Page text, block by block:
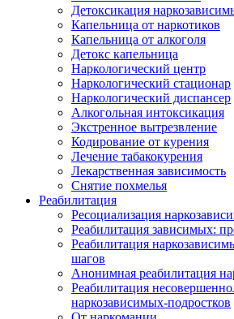
Детоксикация
Капельница от наркотиков
Капельница от алкоголя
Детокс капельница
Наркологический центр
Наркологический стационар
Наркологический диспансер
Алкогольная интоксикация
Экстренное вытрезвление
Кодирование от курения
Лечение табакокурения
Лекарственная зависимость
Снятие похмелья
Реабилитация
Ресоциализация
Реабилитация зависимых:
Реабилитация
шагов
Анонимная реабилитация
Реабилитация
наркозависимых-подростков